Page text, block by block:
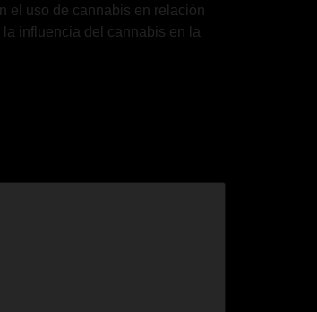
el uso de cannabis en relación
influencia del cannabis en la